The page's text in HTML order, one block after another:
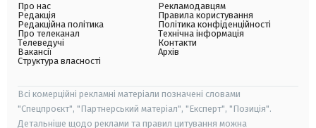
Про нас
Редакція
Редакційна політика
Про телеканал
Телеведучі
Вакансії
Структура власності
Рекламодавцям
Правила користування
Політика конфіденційності
Технічна інформація
Контакти
Архів
Всі комерційні рекламні матеріали позначені словами
"Спецпроєкт", "Партнерський матеріал", "Експерт", "Позиція".
Детальніше щодо реклами та правил цитування можна